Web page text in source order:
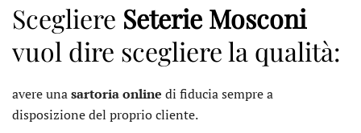
Scegliere Seterie Mosconi
vuol dire scegliere la qualità:
avere unasartoria online di fiducia sempre a
disposizione del proprio cliente.